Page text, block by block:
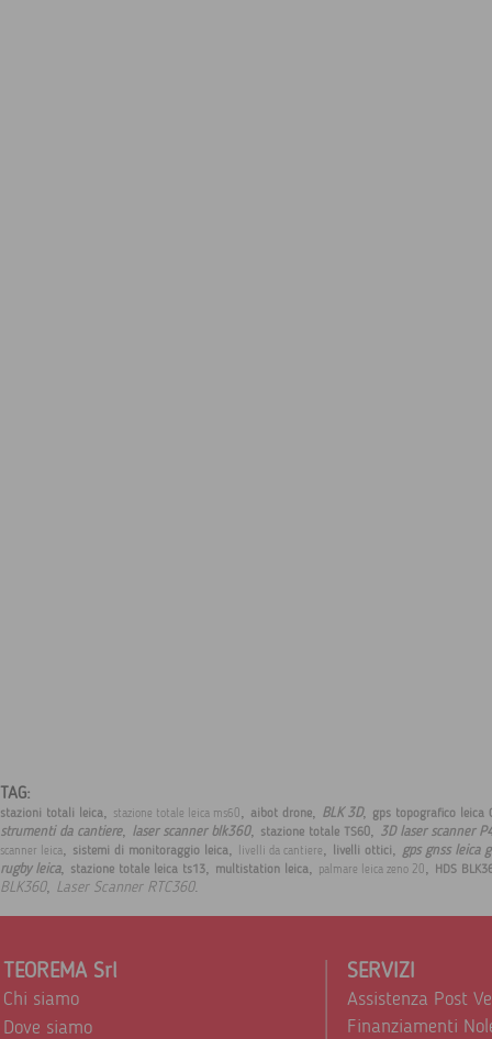
TAG:
stazioni totali leica, stazione totale leica ms60, aibot drone, BLK 3D, gps topografico leica
strumenti da cantiere, laser scanner blk360, stazione totale TS60, 3D laser scanner
scanner leica, sistemi di monitoraggio leica, livelli da cantiere, livelli ottici, gps gnss leica
rugby leica, stazione totale leica ts13, multistation leica, palmare leica zeno 20, HDS
BLK360, Laser Scanner RTC360.
TEOREMA Srl
Chi siamo
Dove siamo
SERVIZI
Assistenza Post
Finanziamenti